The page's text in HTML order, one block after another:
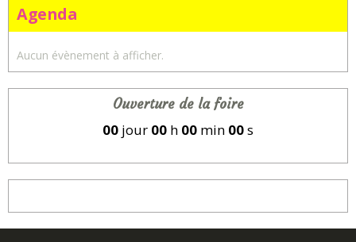
Agenda
Aucun évènement à afficher.
Ouverture de la foire
00 jour 00 h 00 min 00s